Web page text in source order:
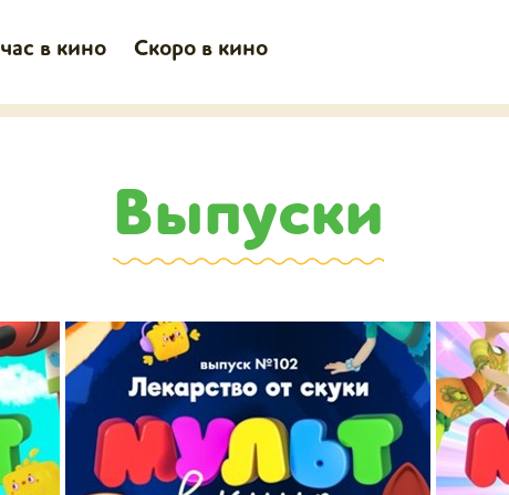
в кино Скоро в кино
Выпуски